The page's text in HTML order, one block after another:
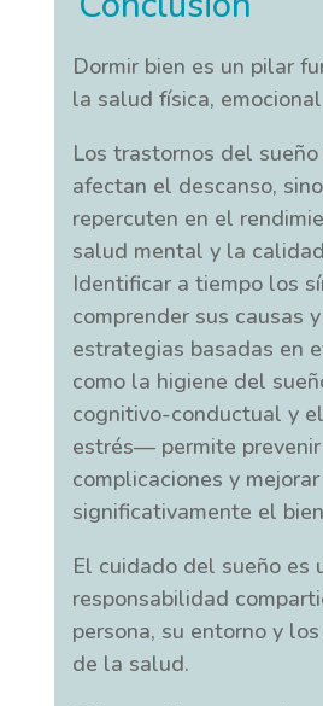
Dormir bien es un pilar
la salud física,
Los trastornos del
afectan el descanso,
repercuten en el
salud mental y la
Identificar a tiempo los
comprender sus causas
estrategias basadas en
como la higiene del
cognitivo-conductual y
estrés— permite prevenir
complicaciones y mejorar
significativamente el
El cuidado del sueño es
responsabilidad
persona, su entorno y
de la salud.